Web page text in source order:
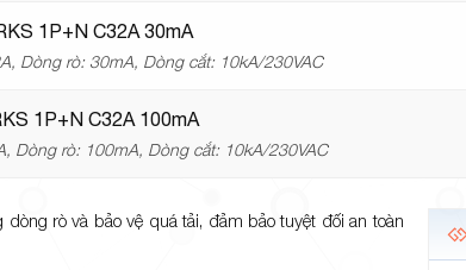
1P+N C32A 30mA
Dòng rò: 30mA, Dòng cắt: 10kA/230VAC
1P+N C32A 100mA
Dòng rò: 100mA, Dòng cắt: 10kA/230VAC
rò và bảo vệ quá tải, đảm bảo tuyệt đối an toàn